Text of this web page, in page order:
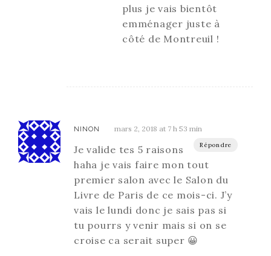
plus je vais bientôt
emménager juste à
côté de Montreuil !
NINON mars 2, 2018 at 7 h 53 min
Répondre
Je valide tes 5 raisons
haha je vais faire mon tout
premier salon avec le Salon du
Livre de Paris de ce mois-ci. J’y
vais le lundi donc je sais pas si
tu pourrs y venir mais si on se
croise ca serait super 😀